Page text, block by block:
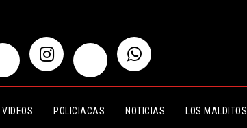
VIDEOS POLICIACAS NOTICIAS LOS MALDITOS
lesionados en